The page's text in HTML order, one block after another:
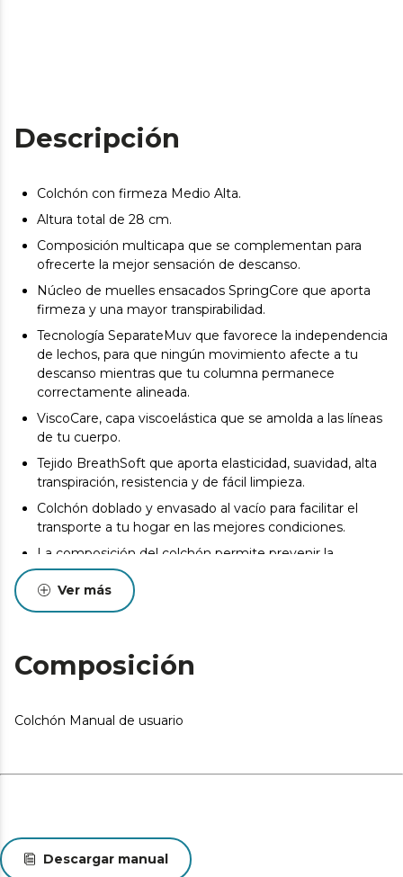
Descripción
Colchón con firmeza Medio Alta.
Altura total de 28 cm.
Composición multicapa que se complementan para
ofrecerte la mejor sensación de descanso.
Núcleo de muelles ensacados SpringCore que aporta
firmeza y una mayor transpirabilidad.
Tecnología SeparateMuv que favorece la independencia
de lechos, para que ningún movimiento afecte a tu
descanso mientras que tu columna permanece
correctamente alineada.
ViscoCare, capa viscoelástica que se amolda a las líneas
de tu cuerpo.
Tejido BreathSoft que aporta elasticidad, suavidad, alta
transpiración, resistencia y de fácil limpieza.
Colchón doblado y envasado al vacío para facilitar el
transporte a tu hogar en las mejores condiciones.
La composición del colchón permite prevenir la
aparición de ácaros, bacterias y hongos.
Desde el inicio del uso del colchón se produce un
asentamiento normal de las capas internas que oscila
circunstancia, totalmente normal, no da derecho a
reparación o compensación.
mostrado y el entregado en cuanto a color, tejido o
Ver más
Composición
Colchón Manual de usuario
Descargar manual